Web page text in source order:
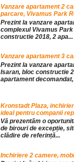
Vanzare apartament 2
parcare, Vivamus Park
Prezint la vanzare
complexul Vivamus
constructie 2018, 2 apa...
Vanzare apartament 3
Prezint la vanzare
Isaran, bloc constructie
apartament decomandat,
Kronstadt Plaza,
ideal pentru companii
Vă prezentăm o
de birouri de excepție,
clădire de referință...
Inchiriere 2 camere,